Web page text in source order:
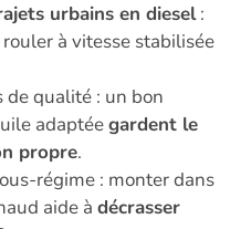
urbains en diesel:
à vitesse stabilisée
qualité : un bon
adaptéegardent le
propre.
régime : monter dans
aide à décrasser